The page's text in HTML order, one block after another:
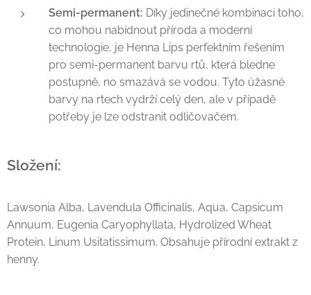
Semi-permanent: Díky jedinečné kombinaci toho,
co mohou nabídnout příroda a moderní
technologie, je Henna Lips perfektním řešením
pro semi-permanent barvu rtů, která bledne
postupně, no smazává se vodou. Tyto úžasné
barvy na rtech vydrží celý den, ale v případě
potřeby je lze odstranit odličovačem.
Složení:
Lawsonia Alba, Lavendula Officinalis, Aqua, Capsicum
Annuum, Eugenia Caryophyllata, Hydrolized Wheat
Protein, Linum Usitatissimum. Obsahuje přírodní extrakt z
henny.